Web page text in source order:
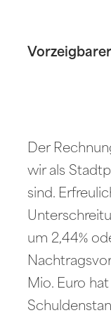
Der
wir als
sind.
um 2,44%
Mio. Euro